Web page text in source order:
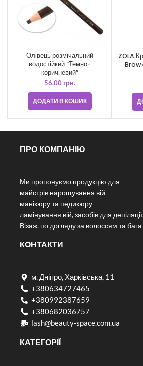
Олівець розмічальний
водостійкий “Темно-
коричневий”
56.00 грн.
ДОДАТИ В КОШИК
ZOLA
Brow
ПРО КОМПАНІЮ
Ми пропонуємо продукцію для
майстрів нарощування вій
манікюру та педикюру
ламінування вій, засобів для
Візаж, по догляду за волоссям та
КОНТАКТИ
м. Дніпро, Харківська, 11
+380634727465
+380992387659
+380682036757​
lash@beauty-space.com.ua
КАТЕГОРІЇ